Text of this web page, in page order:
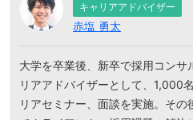
キャリアアドバイザー
赤塩 勇太
大学を卒業後、新卒で採用コンサ
リアアドバイザーとして、1,000
リアセミナー、面談を実施。そ